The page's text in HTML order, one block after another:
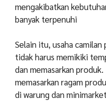
mengakibatkan
banyak terpenuhi
Selain itu, usaha camilan
tidak harus memikiki
dan memasarkan
memasarkan ragam
di warung dan